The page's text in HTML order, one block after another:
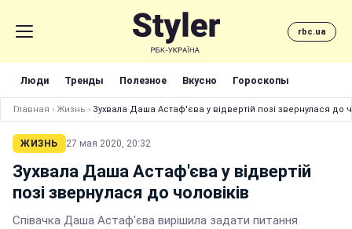
rbc.ua
Люди Тренды Полезное Вкусно Гороскопы
Главная › Жизнь › Зухвала Даша Астаф'єва у відвертій позі звернулася до
ЖИЗНЬ 27 мая 2020, 20:32
Зухвала Даша Астаф'єва у відвертій
позі звернулася до чоловіків
Співачка Даша Астаф'єва вирішила задати питання